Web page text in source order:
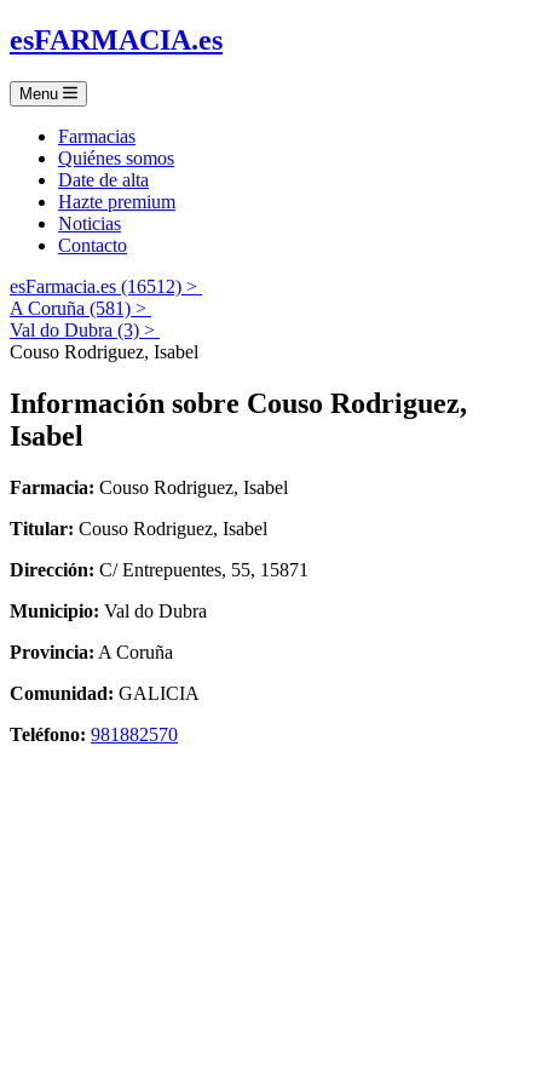
esFARMACIA.es
Menu
Farmacias
Quiénes somos
Date de alta
Hazte premium
Noticias
Contacto
esFarmacia.es (16512) >
A Coruña (581) >
Val do Dubra (3) >
Couso Rodriguez, Isabel
Información sobre Couso Rodriguez,
Isabel
Farmacia: Couso Rodriguez, Isabel
Titular: Couso Rodriguez, Isabel
Dirección: C/ Entrepuentes, 55, 15871
Municipio: Val do Dubra
Provincia: A Coruña
Comunidad: GALICIA
Teléfono: 981882570